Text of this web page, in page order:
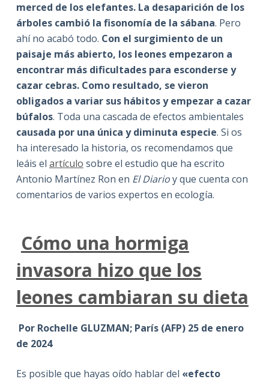
merced de los elefantes. La desaparición de los
árboles cambió la fisonomía de la sábana. Pero
ahí no acabó todo. Con el surgimiento de un
paisaje más abierto, los leones empezaron a
encontrar más dificultades para esconderse y
cazar cebras. Como resultado, se vieron
obligados a variar sus hábitos y empezar a cazar
búfalos. Toda una cascada de efectos ambientales
causada por una única y diminuta especie. Si os
ha interesado la historia, os recomendamos que
leáis el artículo sobre el estudio que ha escrito
Antonio Martínez Ron en El Diarioy que cuenta con
comentarios de varios expertos en ecología.
Cómo una hormiga
invasora hizo que los
leones cambiaran su dieta
Por Rochelle GLUZMAN; París (AFP) 25 de enero
de 2024
Es posible que hayas oído hablar del «efecto